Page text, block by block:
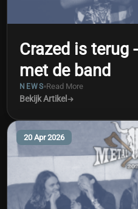
Crazed is terug
met de band
NEWS Read More
Bekijk Artikel
20 Apr 2026